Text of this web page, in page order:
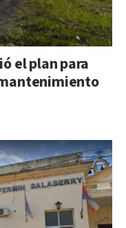
el plan para